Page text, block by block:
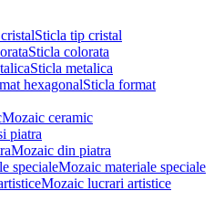
Sticla tip cristal
Sticla colorata
Sticla metalica
Sticla format
Mozaic ceramic
piatra
Mozaic din piatra
Mozaic materiale speciale
Mozaic lucrari artistice